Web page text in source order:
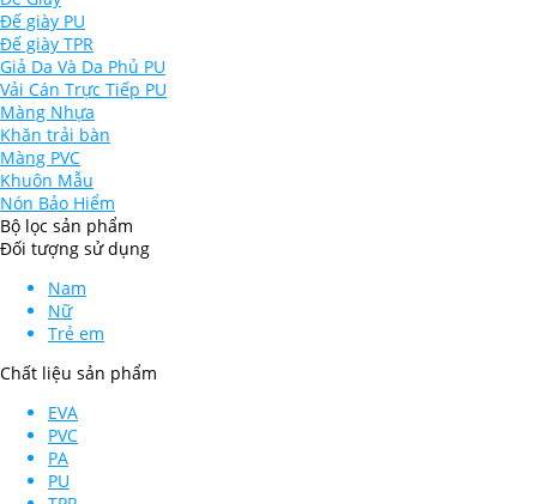
Đế giày PU
Đế giày TPR
Giả Da Và Da Phủ PU
Vải Cán Trực Tiếp PU
Màng Nhựa
Khăn trải bàn
Màng PVC
Khuôn Mẫu
Nón Bảo Hiểm
Bộ lọc sản phẩm
Đối tượng sử dụng
Nam
Nữ
Trẻ em
Chất liệu sản phẩm
EVA
PVC
PA
PU